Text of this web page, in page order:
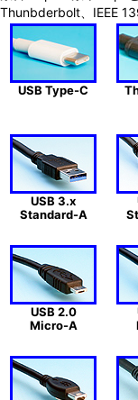
Thunbderbolt、IEEE
USB Type-C
USB 3.x
Standard-A
USB 2.0
Micro-A